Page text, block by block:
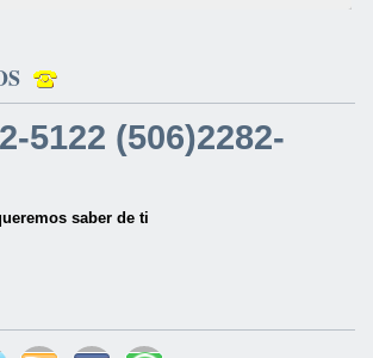
5122 (506)2282-
saber de ti